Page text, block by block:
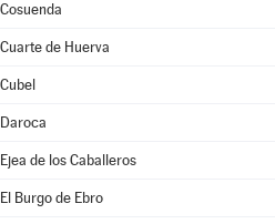
Cosuenda
Cuarte de Huerva
Cubel
Daroca
Ejea de los Caballeros
El Burgo de Ebro